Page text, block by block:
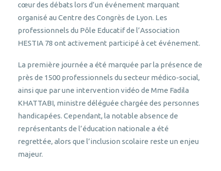
cœur des débats lors d’un événement marquant
organisé au Centre des Congrès de Lyon. Les
professionnels du Pôle Educatif de l’Association
HESTIA 78 ont activement participé à cet événement.
La première journée a été marquée par la présence de
près de 1500 professionnels du secteur médico-social,
ainsi que par une intervention vidéo de Mme Fadila
KHATTABI, ministre déléguée chargée des personnes
handicapées. Cependant, la notable absence de
représentants de l’éducation nationale a été
regrettée, alors que l’inclusion scolaire reste un enjeu
majeur.